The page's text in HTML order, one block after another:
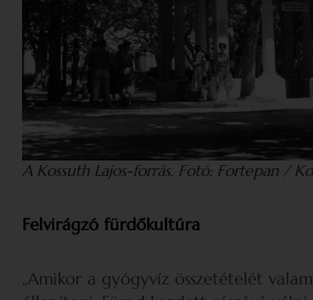
A Kossuth Lajos-forrás. Fotó: Fortepan /
Felvirágzó fürdőkultúra
„Amikor a gyógyvíz összetételét